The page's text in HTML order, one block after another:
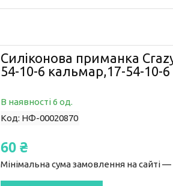
Силіконова приманка
54-10-6 кальмар,17-54-10-6
В наявності 6 од.
Код: НФ-00020870
60 ₴
Мінімальна сума замовлення на сайті —